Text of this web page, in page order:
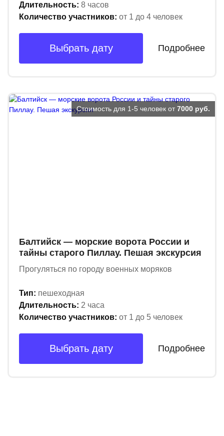
Длительность: 8 часов
Количество участников: от 1 до 4 человек
Выбрать дату Подробнее
Балтийск — морские ворота России и
тайны старого Пиллау. Пешая экскурсия
Прогуляться по городу военных моряков
Тип: пешеходная
Длительность: 2 часа
Количество участников: от 1 до 5 человек
Стоимость для 1-5 человек от 7000 руб.
Выбрать дату Подробнее